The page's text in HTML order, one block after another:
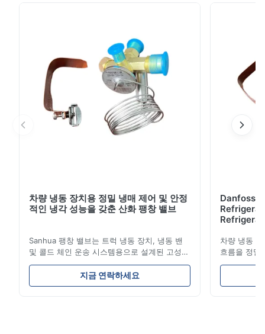
차량 냉동 장치용 정밀 냉매 제어 및 안정
적인 냉각 성능을 갖춘 산화 팽창 밸브
Sanhua 팽창 밸브는 트럭 냉동 장치, 냉동 밴
및 콜드 체인 운송 시스템용으로 설계된 고성능
냉동 제어 구성 요소입니다. 증발기로 유입되는
냉매 흐름을 정확하게 조절하여 안정적인 냉각
성능, 에너지 효율성 및 안정적인 작동을 보장
지금 연락하세요
Danfoss
차량 냉동
흐름을 정밀
과 에너지
콜드 체인